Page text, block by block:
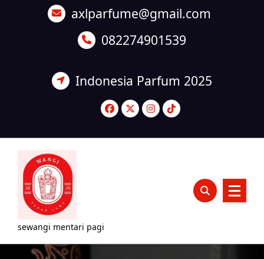
axlparfume@gmail.com
082274901539
Indonesia Parfum 2025
sewangi mentari pagi